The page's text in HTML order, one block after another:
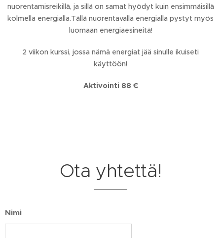
nuorentamisreikillä, ja sillä on samat hyödyt kuin ensimmäisillä
kolmella energialla.Tällä nuorentavalla energialla pystyt myös
luomaan energiaesineitä!
2 viikon kurssi, jossa nämä energiat jää sinulle ikuiseti
käyttöön!
Aktivointi 88 €
Ota yhtettä!
Nimi